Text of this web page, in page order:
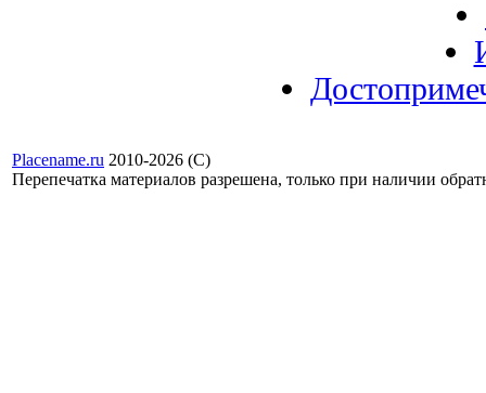
Placename.ru 2010-2026 (С)
Перепечатка материалов разрешена, только при наличии